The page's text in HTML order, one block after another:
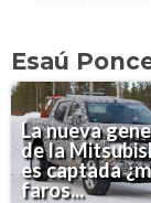
Esaú
La nueva
de la
es captada
faros...